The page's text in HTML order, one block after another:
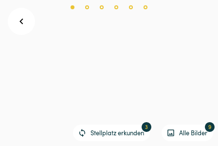
Alle Bilder
9
Stellplatz erkunden
3